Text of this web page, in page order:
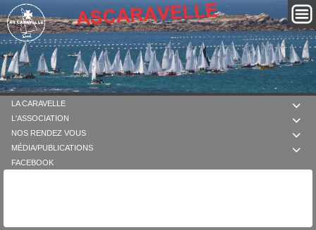

LA CARAVELLE

L'ASSOCIATION

NOS RENDEZ VOUS

MÉDIA/PUBLICATIONS
FACEBOOK